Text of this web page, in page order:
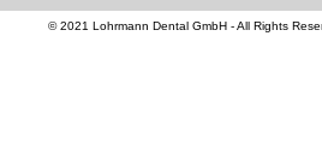
© 2021 Lohrmann Dental GmbH - All Rights